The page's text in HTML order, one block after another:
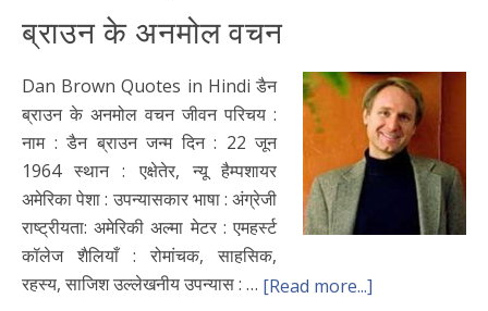
ब्राउन के अनमोल वचन
Dan Brown Quotes in Hindi डैन
ब्राउन के अनमोल वचन जीवन परिचय :
नाम : डैन ब्राउन जन्म दिन : 22 जून
1964 स्थान : एक्षेतेर, न्यू हैम्पशायर
अमेरिका पेशा : उपन्यासकार भाषा : अंग्रेजी
राष्ट्रीयता: अमेरिकी अल्मा मेटर : एमहर्स्ट
कॉलेज शैलियाँ : रोमांचक, साहसिक,
रहस्य, साजिश उल्लेखनीय उपन्यास : … [Read more...]